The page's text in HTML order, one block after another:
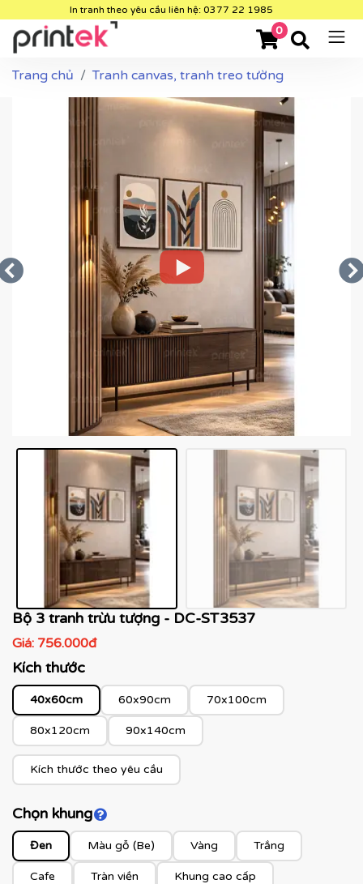
In tranh theo yêu cầu liên hệ: 0377 22 1985
0
Trang chủ Tranh canvas, tranh treo tường
Bộ 3 tranh trừu tượng - DC-ST3537
Giá: 756.000đ
Kích thước
40x60cm 60x90cm 70x100cm
80x120cm 90x140cm
Kích thước theo yêu cầu
Chọn khungClick để xem màu khung
Đen Màu gỗ (Be) Vàng Trắng
Cafe Tràn viền Khung cao cấp